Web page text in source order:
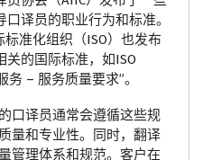
译员的职业行为和标准。
标准化组织（ISO）也发布
关的国际标准，如ISO
务 – 服务质量要求”。
口译员通常会遵循这些规
量和专业性。同时，翻译
管理体系和规范。客户在